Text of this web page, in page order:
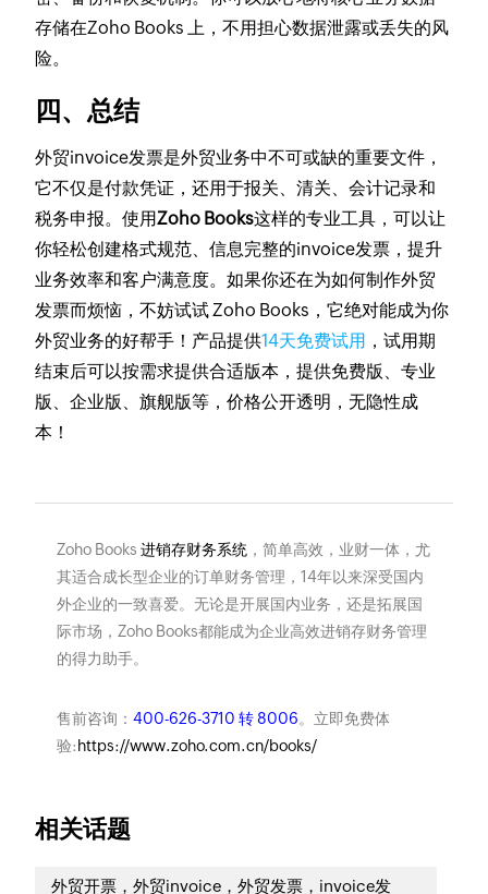
存储在Zoho Books 上，不用担心数据泄露或丢失的风
险。
四、总结
外贸invoice发票是外贸业务中不可或缺的重要文件，
它不仅是付款凭证，还用于报关、清关、会计记录和
税务申报。使用Zoho Books这样的专业工具，可以让
你轻松创建格式规范、信息完整的invoice发票，提升
业务效率和客户满意度。如果你还在为如何制作外贸
发票而烦恼，不妨试试 Zoho Books，它绝对能成为你
外贸业务的好帮手！产品提供14天免费试用 ，试用期
结束后可以按需求提供合适版本，提供免费版、专业
版、企业版、旗舰版等，价格公开透明，无隐性成
本！
Zoho Books 进销存财务系统，简单高效，业财一体，尤
其适合成长型企业的订单财务管理，14年以来深受国内
外企业的一致喜爱。无论是开展国内业务，还是拓展国
际市场，Zoho Books都能成为企业高效进销存财务管理
的得力助手。
售前咨询： 400-626-3710 转 8006。立即免费体
验: https://www.zoho.com.cn/books/
相关话题
外贸开票，外贸invoice，外贸发票，invoice发